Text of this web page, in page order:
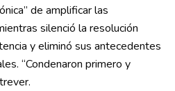
de amplificar las
silenció la resolución
y eliminó sus antecedentes
“Condenaron primero y